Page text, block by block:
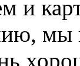
и
мы